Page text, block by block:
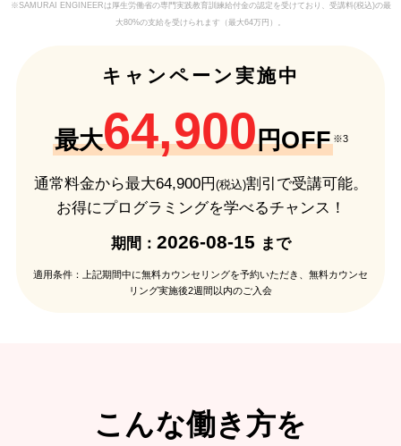
※SAMURAI ENGINEERは厚生労働省の専門実践教育訓練給付金の認定を受けており、受講料(税込)の最
大80%の支給を受けられます（最大64万円）。
キャンペーン実施中
最大64,900円OFF ※3
通常料金から最大64,900円 (税込)割引で受講可能。
お得にプログラミングを学べるチャンス！
期間： 2026-08-15 まで
適用条件：上記期間中に無料カウンセリングを予約いただき、無料カウンセ
リング実施後2週間以内のご入会
こんな働き方を